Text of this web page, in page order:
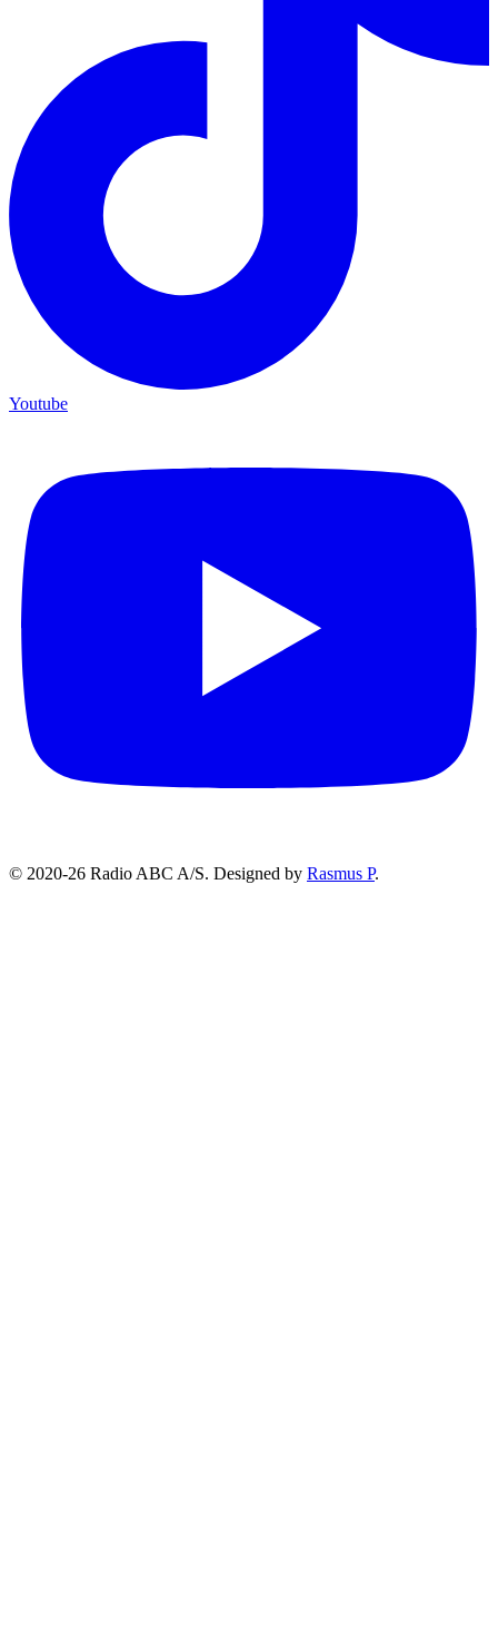
Youtube
© 2020-26 Radio ABC A/S. Designed by Rasmus P.